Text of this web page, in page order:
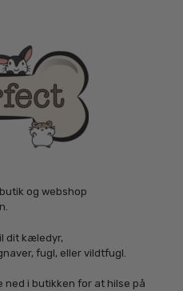
og webshop
dit kæledyr,
fugl, eller vildtfugl.
ned i butikken for at hilse på